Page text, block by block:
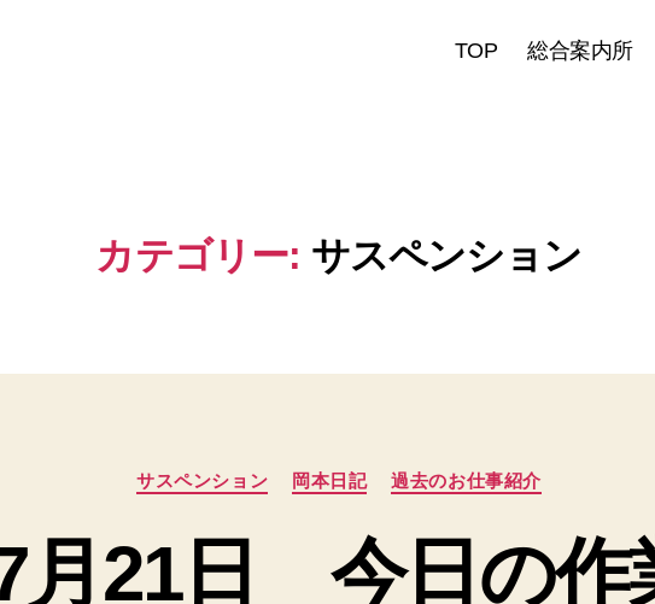
TOP 総合案内所
カテゴリー: サスペンション
カ
テ
リ
ー
サスペンション 岡本日記 過去のお仕事紹介
月21日 今日の作